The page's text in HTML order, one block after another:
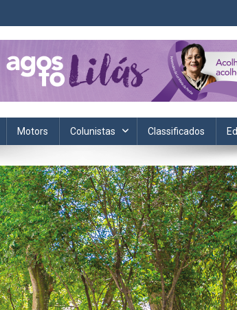
saúde, economia, esportes e cotidiano.
Motors Colunistas Classificados